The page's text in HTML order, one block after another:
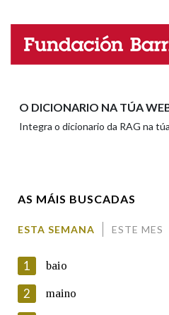
Nome
O DICIONARIO NA TÚA
Integra o dicionario da RAG na
AS MÁIS BUSCADAS
ESTA SEMANA ESTE MES
1 baio
2 maino